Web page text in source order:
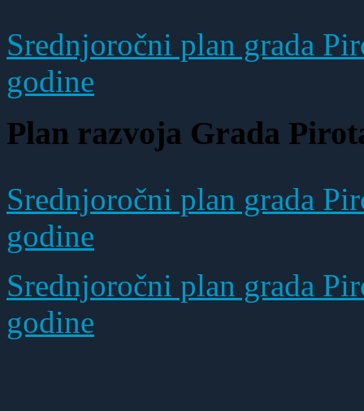
Srednjoročni plan grada
godine
Plan razvoja Grada
Srednjoročni plan grada
godine
Srednjoročni plan grada
godine